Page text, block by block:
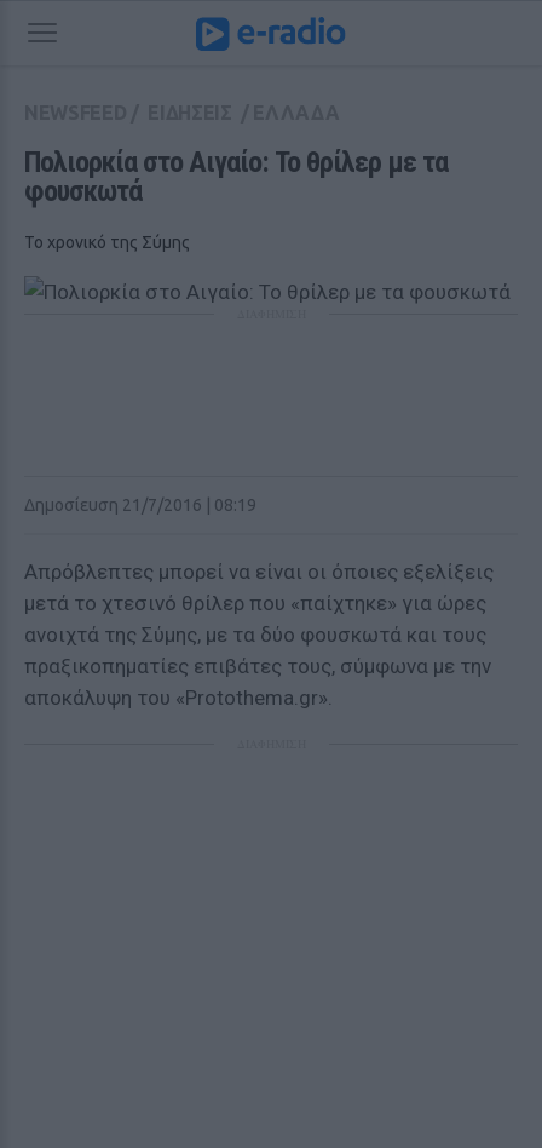
Πολιορκία στο Αιγαίο: Το θρίλερ με τα
φουσκωτά
Το χρονικό της Σύμης
Δημοσίευση 21/7/2016 | 08:19
Απρόβλεπτες μπορεί να είναι οι όποιες εξελίξεις
μετά το χτεσινό θρίλερ που «παίχτηκε» για ώρες
ανοιχτά της Σύμης, με τα δύο φουσκωτά και τους
πραξικοπηματίες επιβάτες τους, σύμφωνα με την
αποκάλυψη του «Protothema.gr».